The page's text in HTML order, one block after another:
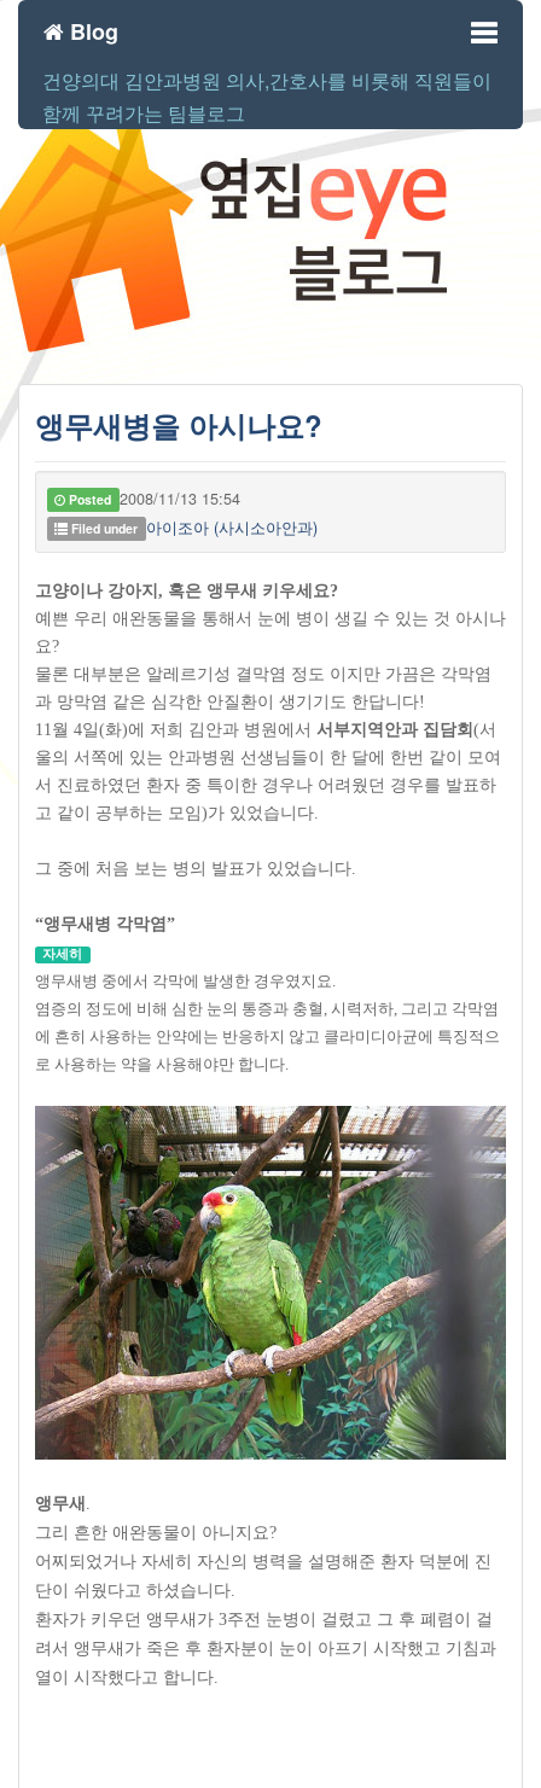
Toggle
Blog
건양의대 김안과병원 의사,간호사를 비롯해 직원들이
함께 꾸려가는 팀블로그
앵무새병을 아시나요?
Posted 2008/11/13 15:54
Filed under 아이조아 (사시소아안과)
고양이나 강아지 , 혹은 앵무새 키우세요?
예쁜 우리 애완동물을 통해서 눈에 병이 생길 수 있는 것 아시나
요?
물론 대부분은 알레르기성 결막염 정도 이지만 가끔은 각막염
과 망막염 같은 심각한 안질환이 생기기도 한답니다!
11월 4일(화)에 저희 김안과 병원에서 서부지역안과 집담회 (서
울의 서쪽에 있는 안과병원 선생님들이
한 달에 한번 같이 모여
서 진료하였던 환자 중 특이한 경우나 어려웠던 경우를 발표하
고 같이 공부하는 모임)가 있었습니다.
그 중에 처음 보는 병의 발표가 있었습니다.
“앵무새병 각막염”
자세히
앵무새병 중에서 각막에 발생한 경우였지요.
염증의 정도에 비해 심한 눈의 통증과 충혈 , 시력저하, 그리고 각막염
에 흔히 사용하는 안약에는 반응하지 않고 클라미디아균에 특징적으
로 사용하는 약을 사용해야만 합니다.
앵무새
그리 흔한 애완동물이 아니지요?
어찌되었거나 자세히 자신의 병력을 설명해준 환자 덕분에 진
단이 쉬웠다고 하셨습니다
환자가 키우던 앵무새가 3주전 눈병이 걸렸고 그 후 폐렴이 걸
려서 앵무새가 죽은 후 환자분이 눈이 아프기 시작했고 기침과
열이 시작했다고 합니다